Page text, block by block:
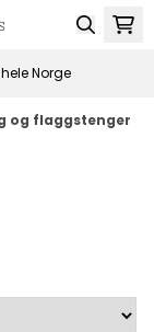
Norge
og flaggstenger